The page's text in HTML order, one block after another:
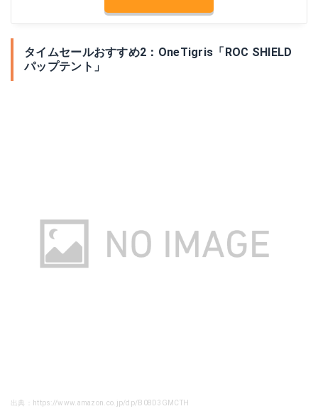
タイムセールおすすめ2：OneTigris「ROC SHIELD
パップテント」
出典：https://www.amazon.co.jp/dp/B08D3GMCTH